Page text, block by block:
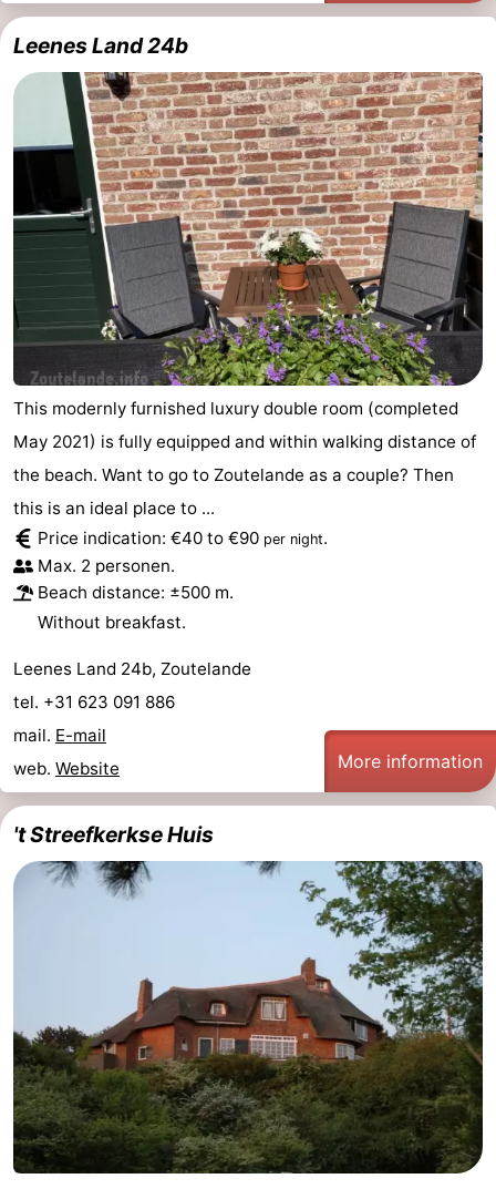
-
Parking
Medical
addresses
Schouwen-
Duiveland
Renesse
-
Brouwershaven
-
Bruinisse
-
Zierikzee
-
Nature
Oosterschelde
-
Burgh
Haamstede
-
Nature
Kop
van
Schouwen
Walcheren
Veere
-
Nature
Oranjezon
Oostkapelle
-
Nature
-
Nature
Walcherse
bos
-
Dishoek
-
Vlissingen
-
Leenes Land 24b
This modernly furnished luxury double room (completed
May 2021) is fully equipped and within walking distance of
the beach. Want to go to Zoutelande as a couple? Then
this is an ideal place to ...
Price indication: €40 to €90 per night.
Max. 2 personen.
Beach distance: ±500 m.
Without breakfast.
Leenes Land 24b, Zoutelande
tel. +31 623 091 886
mail. E-mail
web. Website More information
't Streefkerkse Huis